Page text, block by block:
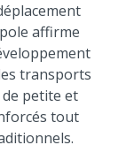
affirme
transports
de petite et
tout